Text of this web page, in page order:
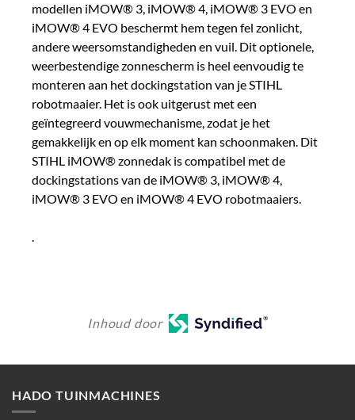
modellen iMOW® 3, iMOW® 4, iMOW® 3 EVO en
iMOW® 4 EVO beschermt hem tegen fel zonlicht,
andere weersomstandigheden en vuil. Dit optionele,
weerbestendige zonnescherm is heel eenvoudig te
monteren aan het dockingstation van je STIHL
robotmaaier. Het is ook uitgerust met een
geïntegreerd vouwmechanisme, zodat je het
gemakkelijk en op elk moment kan schoonmaken. Dit
STIHL iMOW® zonnedak is compatibel met de
dockingstations van de iMOW® 3, iMOW® 4,
iMOW® 3 EVO en iMOW® 4 EVO robotmaaiers.
.
Inhoud door
HADO TUINMACHINES